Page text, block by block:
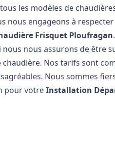
les modèles de
nous engageons à
Frisquet Ploufragan
nous assurons de être
Nos tarifs sont
Nous sommes
pour votreInstallation